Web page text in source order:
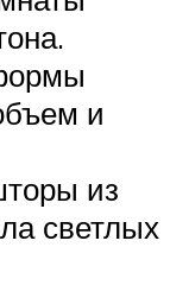
и
из
светлых